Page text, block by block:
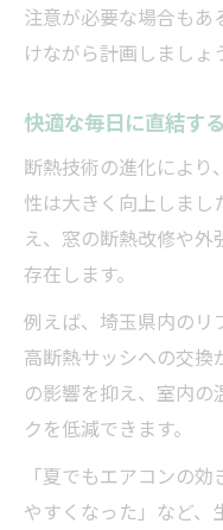
注意が必要な場合もあ
けながら計画しましょ
快適な毎日に直結す
断熱技術の進化により
性は大きく向上しまし
え、窓の断熱改修や
存在します。
例えば、埼玉県内のリ
高断熱サッシへの交換
の影響を抑え、室内の
クを低減できます。
「夏でもエアコンの
やすくなった」など、